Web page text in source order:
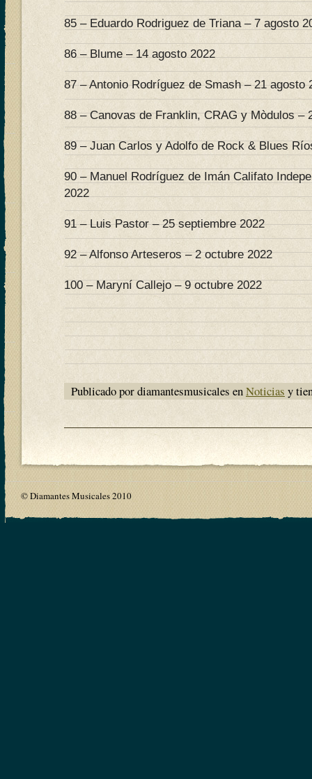
85 – Eduardo Rodriguez de Triana – 7 agosto
86 – Blume – 14 agosto 2022
87 – Antonio Rodríguez de Smash – 21 agosto
88 – Canovas de Franklin, CRAG y Mòdulos –
89 – Juan Carlos y Adolfo de Rock & Blues
90 – Manuel Rodríguez de Imán Califato
2022
91 – Luis Pastor – 25 septiembre 2022
92 – Alfonso Arteseros – 2 octubre 2022
100 – Maryní Callejo – 9 octubre 2022
Publicado por diamantesmusicales enNoticias y
© Diamantes Musicales 2010